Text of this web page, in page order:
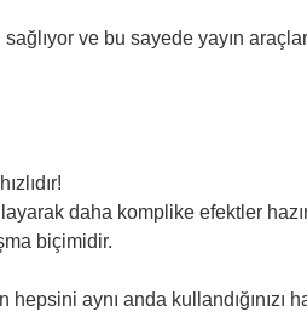
ve bu sayede yayın
daha komplike efektler
biçimidir.
aynı anda kullandığınızı